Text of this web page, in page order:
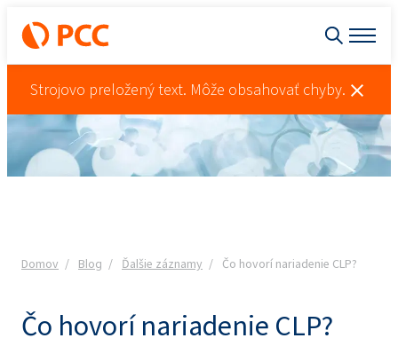
Strojovo preložený text. Môže obsahovať chyby.
Domov Blog Ďalšie záznamy Čo hovorí nariadenie CLP?
Čo hovorí nariadenie CLP?